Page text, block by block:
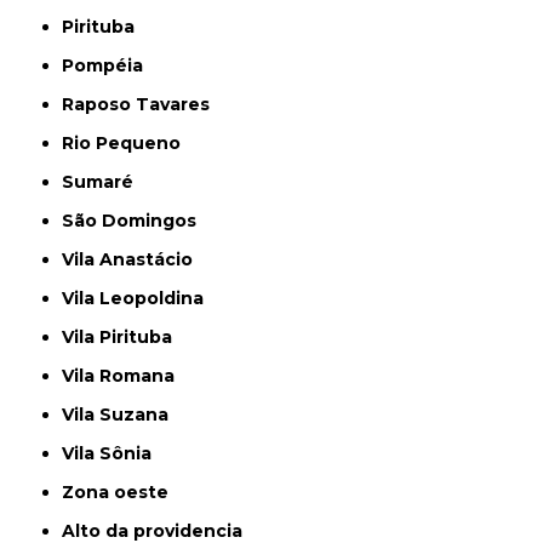
Pirituba
Pompéia
Raposo Tavares
Rio Pequeno
Sumaré
São Domingos
Vila Anastácio
Vila Leopoldina
Vila Pirituba
Vila Romana
Vila Suzana
Vila Sônia
Zona oeste
alto da providencia